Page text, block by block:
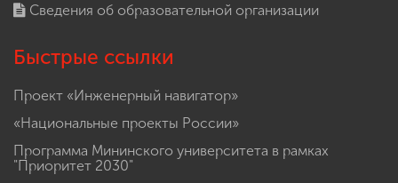
Сведения об образовательной организации
Быстрые ссылки
Проект «Инженерный навигатор»
«Национальные проекты России»
Программа Мининского университета в рамках
"Приоритет 2030"